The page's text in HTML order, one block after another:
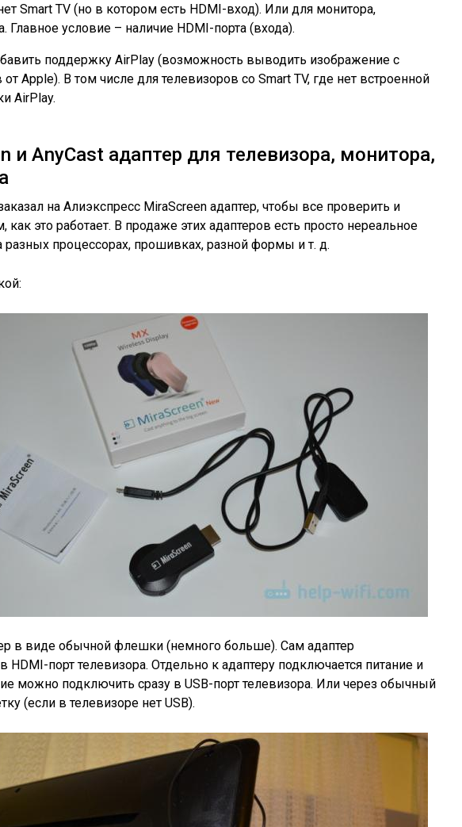
Smart TV (но в котором есть HDMI-вход). Или для монитора,
Главное условие – наличие HDMI-порта (входа).
поддержку AirPlay (возможность выводить изображение с
от Apple). В том числе для телевизоров со Smart TV, где нет встроенной
AirPlay.
и AnyCast адаптер для телевизора, монитора,
на Алиэкспресс MiraScreen адаптер, чтобы все проверить и
как это работает. В продаже этих адаптеров есть просто нереальное
разных процессорах, прошивках, разной формы и т. д.
в виде обычной флешки (немного больше). Сам адаптер
HDMI-порт телевизора. Отдельно к адаптеру подключается питание и
можно подключить сразу в USB-порт телевизора. Или через обычный
(если в телевизоре нет USB).